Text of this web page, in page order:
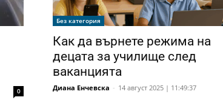
0
Без категория
Как да върнете режима на
децата за училище след
ваканцията
Диана Енчевска - 14 август 2025 | 11:49:37